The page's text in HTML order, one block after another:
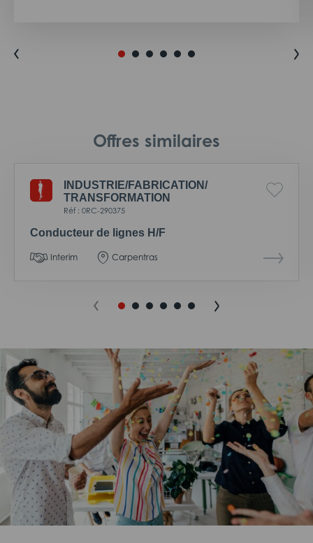
Offres similaires
INDUSTRIE/FABRICATION/
TRANSFORMATION
Réf : 0RC-290375
Conducteur de lignes H/F
Interim Carpentras